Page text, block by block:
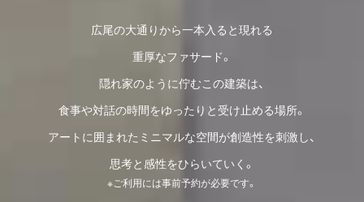
広尾の大通りから一本入ると現れる
重厚なファサード。
隠れ家のように佇むこの建築は、
食事や対話の時間をゆったりと受け止める場所。
アートに囲まれたミニマルな空間が創造性を刺激し、
思考と感性をひらいていく。
※ご利用には事前予約が必要です。